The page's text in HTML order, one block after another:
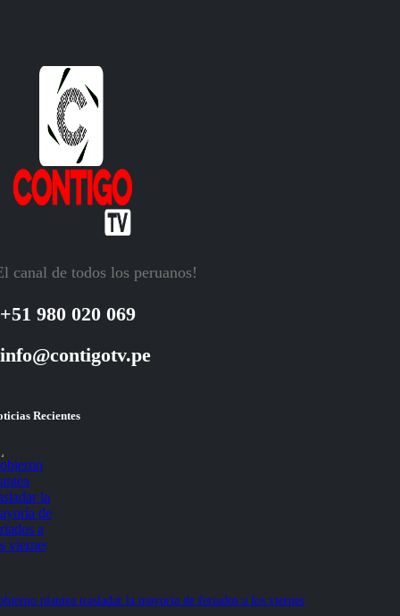
canal de todos los peruanos!
+51 980 020 069
info@contigotv.pe
Recientes
plantea trasladar la mayoría de feriados a los viernes